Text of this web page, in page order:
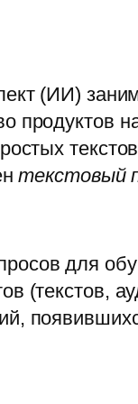
(ИИ)
продуктов
текстовый
для
(текстов,